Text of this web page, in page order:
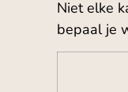
Niet elke
bepaal je